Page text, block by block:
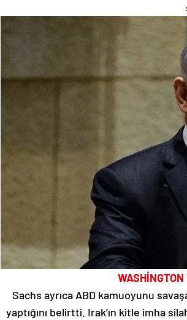
Sachs ayrıca ABD kamuoyunu
yaptığını belirtti. Irak’ın kitle imha